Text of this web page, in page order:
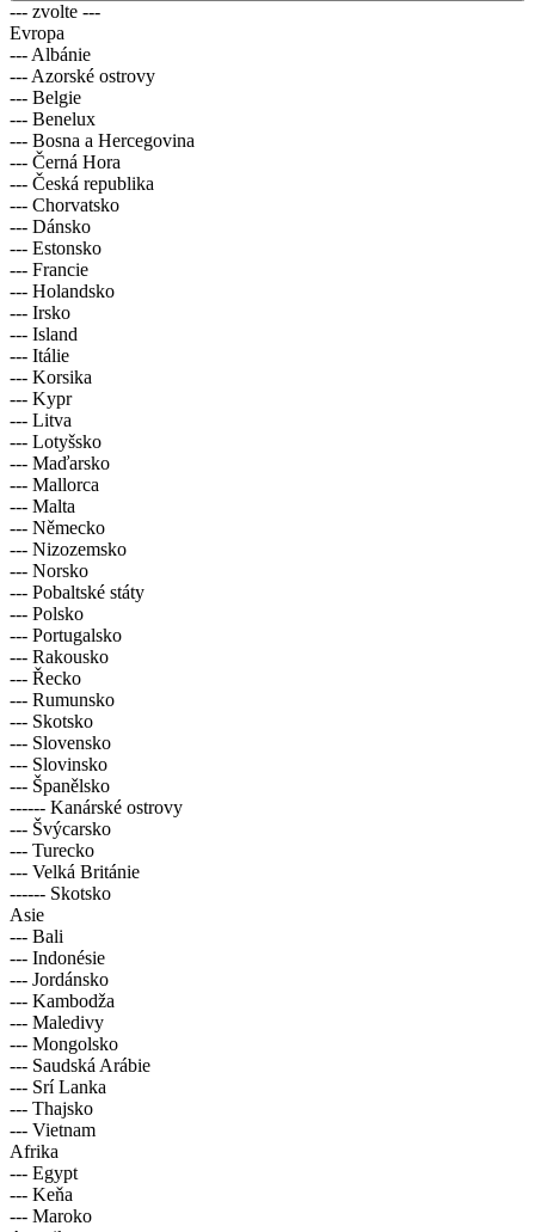
--- zvolte ---
Evropa
--- Albánie
--- Azorské ostrovy
--- Belgie
--- Benelux
--- Bosna a Hercegovina
--- Černá Hora
--- Česká republika
--- Chorvatsko
--- Dánsko
--- Estonsko
--- Francie
--- Holandsko
--- Irsko
--- Island
--- Itálie
--- Korsika
--- Kypr
--- Litva
--- Lotyšsko
--- Maďarsko
--- Mallorca
--- Malta
--- Německo
--- Nizozemsko
--- Norsko
--- Pobaltské státy
--- Polsko
--- Portugalsko
--- Rakousko
--- Řecko
--- Rumunsko
--- Skotsko
--- Slovensko
--- Slovinsko
--- Španělsko
------ Kanárské ostrovy
--- Švýcarsko
--- Turecko
--- Velká Británie
------ Skotsko
Asie
--- Bali
--- Indonésie
--- Jordánsko
--- Kambodža
--- Maledivy
--- Mongolsko
--- Saudská Arábie
--- Srí Lanka
--- Thajsko
--- Vietnam
Afrika
--- Egypt
--- Keňa
--- Maroko